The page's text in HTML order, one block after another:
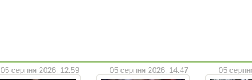
05 серпня 2026, 12:59 05 серпня 2026, 14:47 05